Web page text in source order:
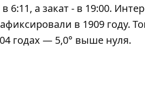
6:11, а закат - в 19:00.
в 1909 году.
годах — 5,0° выше нуля.